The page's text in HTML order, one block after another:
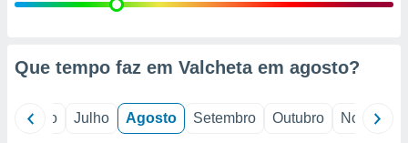
através
Que tempo faz em Valcheta em agosto?
Junho Julho Agosto Setembro Outubro Novembro